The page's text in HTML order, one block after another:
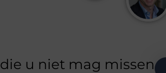
die u niet mag missen